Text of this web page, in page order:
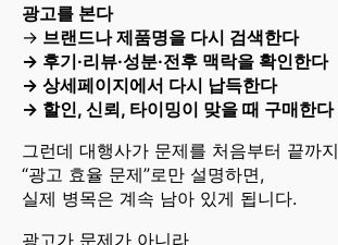
광고를 본다
→ 브랜드나 제품명을 다시 검색한다
→ 후기·리뷰·성분·전후 맥락을 확인한다
→ 상세페이지에서 다시 납득한다
→ 할인, 신뢰, 타이밍이 맞을 때 구매한다
그런데 대행사가 문제를 처음부터 끝까지
“광고 효율 문제”로만 설명하면,
실제 병목은 계속 남아 있게 됩니다.
광고가 문제가 아니라